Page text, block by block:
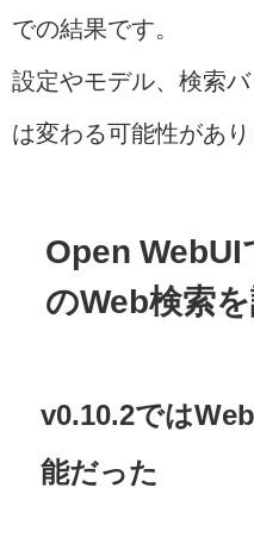
での結果です。
設定やモデル、検索
は変わる可能性があり
Open
のWeb検索
v0.10.2では
能だった